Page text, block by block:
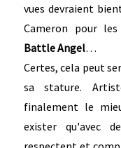
vues devraient
Cameron pour
Battle Angel…
Certes, cela peut
sa stature.
finalement le
exister qu'avec